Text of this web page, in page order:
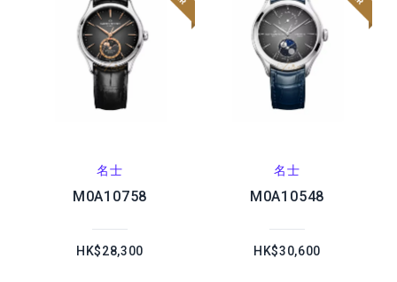
名士
M0A10758
HK$28,300
名士
M0A10548
HK$30,600